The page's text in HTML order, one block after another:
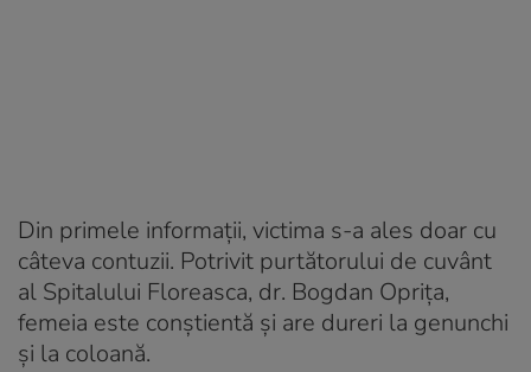
Din primele informații, victima s-a ales doar cu
câteva contuzii. Potrivit purtătorului de cuvânt
al Spitalului Floreasca, dr. Bogdan Oprița,
femeia este conștientă și are dureri la genunchi
și la coloană.